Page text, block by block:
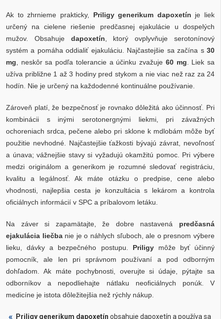
Ak to zhrnieme prakticky, Priligy generikum dapoxetín je liek
určený na cielene riešenie predčasnej ejakulácie u dospelých
mužov. Obsahuje dapoxetín , ktorý ovplyvňuje serotonínový
systém a pomáha oddialiť ejakuláciu. Najčastejšie sa začína s 30
mg , neskôr sa podľa tolerancie a účinku zvažuje 60 mg . Liek sa
užíva približne 1 až 3 hodiny pred stykom a nie viac než raz za 24
hodín. Nie je určený na každodenné kontinuálne používanie.
Zároveň platí, že bezpečnosť je rovnako dôležitá ako účinnosť. Pri
kombinácii s inými serotonergnými liekmi, pri závažných
ochoreniach srdca, pečene alebo pri sklone k mdlobám môže byť
použitie nevhodné. Najčastejšie ťažkosti bývajú závrat, nevoľnosť
a únava; vážnejšie stavy si vyžadujú okamžitú pomoc. Pri výbere
medzi originálom a generikom je rozumné sledovať registráciu,
kvalitu a legálnosť. Ak máte otázku o predpise, cene alebo
vhodnosti, najlepšia cesta je konzultácia s lekárom a kontrola
oficiálnych informácií v SPC a príbalovom letáku.
Na záver si zapamätajte, že dobre nastavená predčasná
ejakulácia liečbanie je o náhlych sľuboch, ale o presnom výbere
lieku, dávky a bezpečného postupu. Priligymôže byť účinný
pomocník, ale len pri správnom používaní a pod odborným
dohľadom. Ak máte pochybnosti, overujte si údaje, pýtajte sa
odborníkov a nepodliehajte nátlaku neoficiálnych ponúk. V
medicíne je istota dôležitejšia než rýchly nákup.
Priligy generikum dapoxetín obsahuje dapoxetín a používa sa